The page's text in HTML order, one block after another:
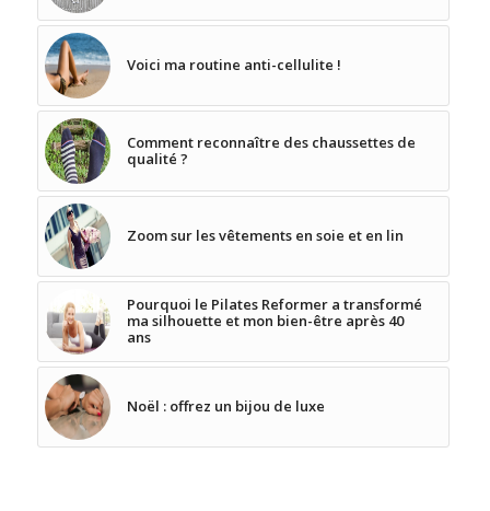
Voici ma routine anti-cellulite !
Comment reconnaître des chaussettes de
qualité ?
Zoom sur les vêtements en soie et en lin
Pourquoi le Pilates Reformer a transformé
ma silhouette et mon bien-être après 40
ans
Noël : offrez un bijou de luxe